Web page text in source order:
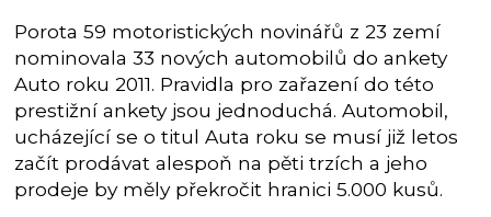
Porota 59 motoristických novinářů z 23 zemí
nominovala 33 nových automobilů do ankety
Auto roku 2011. Pravidla pro zařazení do této
prestižní ankety jsou jednoduchá. Automobil,
ucházející se o titul Auta roku se musí již letos
začít prodávat alespoň na pěti trzích a jeho
prodeje by měly překročit hranici 5.000 kusů.